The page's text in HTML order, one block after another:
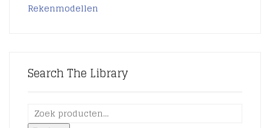
Rekenmodellen
Search The Library